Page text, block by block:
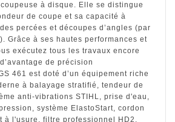
à disque. Elle se distingue
de coupe et sa capacité à
percées et découpes d’angles (par
Grâce à ses hautes performances et
exécutez tous les travaux encore
de précision
461 est doté d’un équipement riche
à balayage stratifié, tendeur de
anti-vibrations STIHL, prise d'eau,
système ElastoStart, cordon
à l'usure, filtre professionnel HD2,